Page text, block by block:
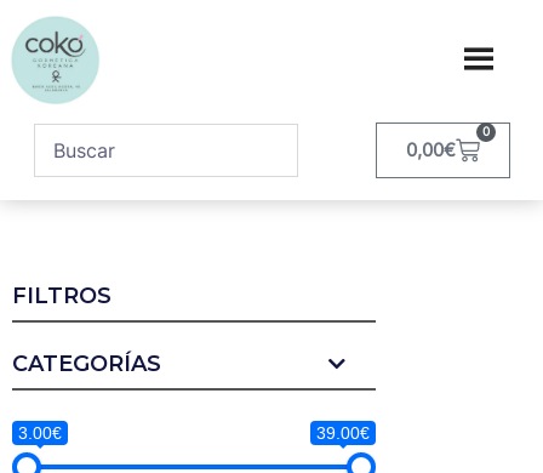
0,00€
0
FILTROS
CATEGORÍAS
3.00€ 39.00€